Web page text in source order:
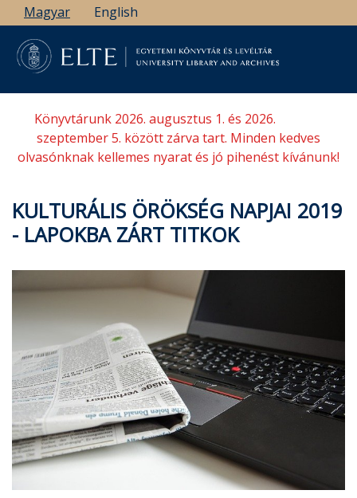
Ugrás
a
tartalomra
Magyar English
Könyvtárunk 2026. augusztus 1. és 2026.
szeptember 5. között zárva tart. Minden kedves
olvasónknak kellemes nyarat és jó pihenést kívánunk!
KULTURÁLIS ÖRÖKSÉG NAPJAI 2019
- LAPOKBA ZÁRT TITKOK